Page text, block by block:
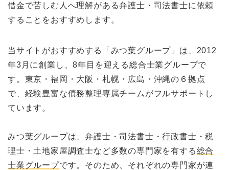
借金で苦しむ人へ理解がある弁護士・司法書士に依頼
することをおすすめします。
当サイトがおすすめする「みつ葉グループ」は、2012
年3月に創業し、8年目を迎える総合士業グループで
す。東京・福岡・大阪・札幌・広島・沖縄の６拠点
で、経験豊富な債務整理専属チームがフルサポートし
ています。
みつ葉グループは、弁護士・司法書士・行政書士・税
理士・土地家屋調査士など多数の専門家を有する総合
士業グループです。そのため、それぞれの専門家が連